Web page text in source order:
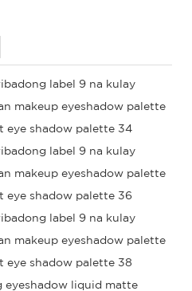
eyeshadow liquid matte